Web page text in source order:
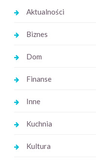
Aktualności
Biznes
Dom
Finanse
Inne
Kuchnia
Kultura